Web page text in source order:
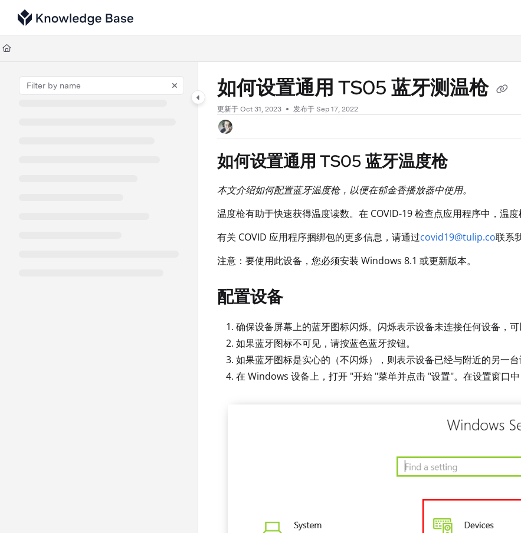
Documentation Index
Fetch the complete documentation index at:
Use this file to discover all available pages before exploring further.
如何设置通用 TS05 蓝牙测温枪
更新于 Oct 31, 2023 发布于 Sep 17, 2022
如何设置通用 TS05 蓝牙温度枪
本文介绍如何配置蓝牙温度枪，以便在郁金香播放器中使用。
温度枪有助于快速获得温度读数。在 COVID-19 检查点应用程序中，温度
有关 COVID 应用程序捆绑包的更多信息，请通过covid19@tulip.co联系
注意：要使用此设备，您必须安装 Windows 8.1 或更新版本。
配置设备
确保设备屏幕上的蓝牙图标闪烁。闪烁表示设备未连接任何设备，可
如果蓝牙图标不可见，请按蓝色蓝牙按钮。
如果蓝牙图标是实心的（不闪烁），则表示设备已经与附近的另一
在 Windows 设备上，打开 "开始 "菜单并点击 "设置"。在设置窗口中